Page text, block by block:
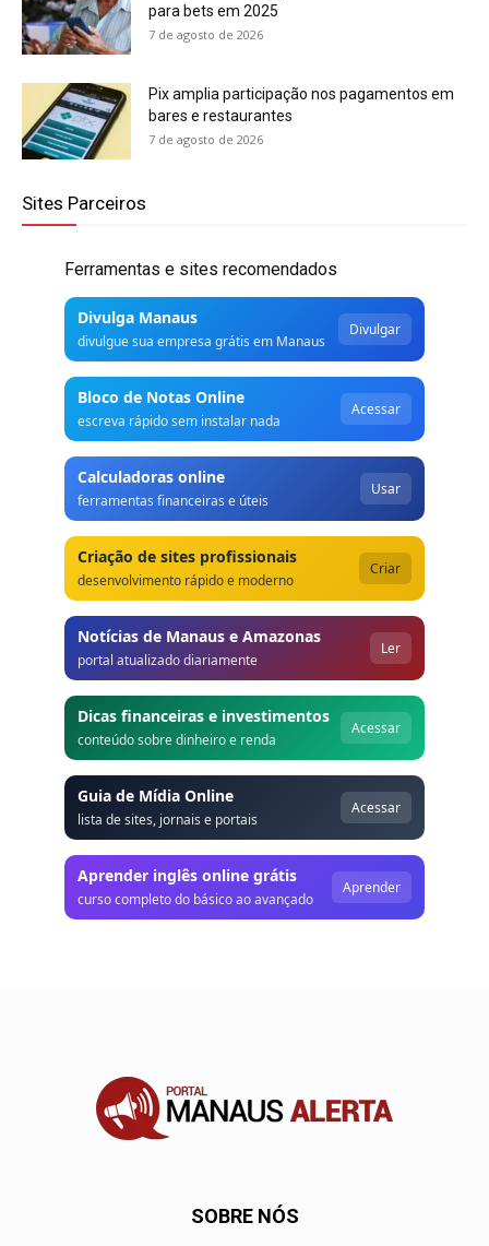
para bets em 2025
7 de agosto de 2026
Pix amplia participação nos pagamentos em
bares e restaurantes
7 de agosto de 2026
Sites Parceiros
Ferramentas e sites recomendados
Divulga Manaus
divulgue sua empresa grátis em Manaus
Divulgar
Bloco de Notas Online
escreva rápido sem instalar nada
Acessar
Calculadoras online
ferramentas financeiras e úteis
Usar
Criação de sites profissionais
desenvolvimento rápido e moderno
Criar
Notícias de Manaus e Amazonas
portal atualizado diariamente
Ler
Dicas financeiras e investimentos
conteúdo sobre dinheiro e renda
Acessar
Guia de Mídia Online
lista de sites, jornais e portais
Acessar
Aprender inglês online grátis
curso completo do básico ao avançado
Aprender
SOBRE NÓS